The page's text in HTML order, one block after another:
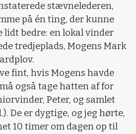
stævnelederen,
på én ting, der kunne
lidt bedre: en lokal vinder
tredjeplads, Mogens Mark
fint, hvis Mogens havde
også tage hatten af for
Peter, og samlet
De er dygtige, og jeg hørte,
10 timer om dagen op til